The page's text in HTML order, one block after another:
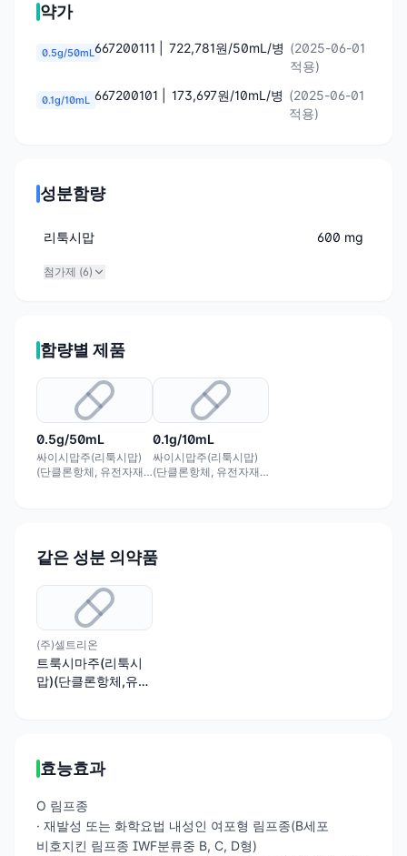
약가
0.5g/50mL 667200111 | 722,781원/50mL/병 (2025-06-01
적용)
0.1g/10mL 667200101 | 173,697원/10mL/병 (2025-06-01
적용)
성분함량
리툭시맙 600 mg
첨가제 (6)
함량별 제품
0.5g/50mL
싸이시맙주(리툭시맙)
(단클론항체, 유전자재
0.1g/10mL
싸이시맙주(리툭시맙)
(단클론항체, 유전자재
같은 성분 의약품
(주)셀트리온
트룩시마주(리툭시
맙)(단클론항체,유전
효능효과
O 림프종
· 재발성 또는 화학요법 내성인 여포형 림프종(B세포
비호지킨 림프종 IWF분류중 B, C, D형)